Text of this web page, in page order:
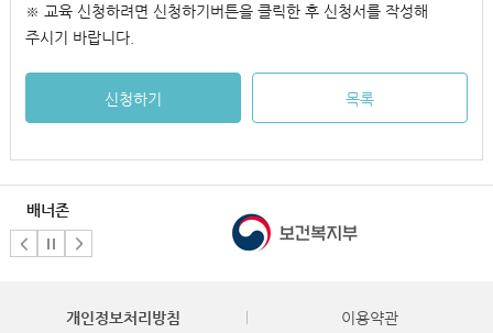
※ 교육 신청하려면 신청하기버튼을 클릭한 후 신청서를 작성해
주시기 바랍니다.
신청하기 목록
배너존
개인정보처리방침
이용약관